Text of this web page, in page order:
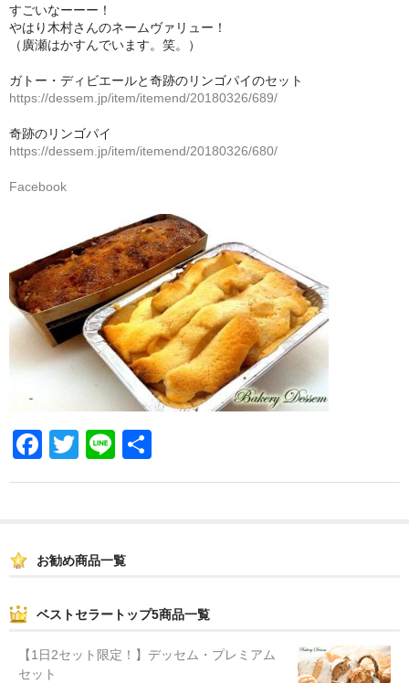
すごいなーーー！
やはり木村さんのネームヴァリュー！
（廣瀬はかすんでいます。笑。）
ガトー・ディビエールと奇跡のリンゴパイのセット
https://dessem.jp/item/itemend/20180326/689/
奇跡のリンゴパイ
https://dessem.jp/item/itemend/20180326/680/
Facebook
F
a
b
o
k
T
wi
Li
n
有
お勧め商品一覧
ベストセラートップ5商品一覧
【1日2セット限定！】デッセム・プレミアム
セット